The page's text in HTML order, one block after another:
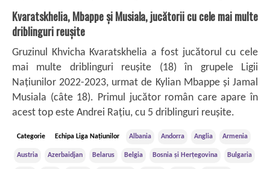
Kvaratskhelia, Mbappe și Musiala, jucătorii cu cele mai multe
driblinguri reușite
Gruzinul Khvicha Kvaratskhelia a fost jucătorul cu cele
mai multe driblinguri reușite (18) în grupele Ligii
Națiunilor 2022-2023, urmat de Kylian Mbappe și Jamal
Musiala (câte 18). Primul jucător român care apare în
acest top este Andrei Rațiu, cu 5 driblinguri reușite.
Categorie Echipa Liga Națiunilor Albania Andorra Anglia Armenia
Austria Azerbaidjan Belarus Belgia Bosnia și Herțegovina Bulgaria